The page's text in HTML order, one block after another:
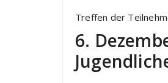
Treffen der
6.